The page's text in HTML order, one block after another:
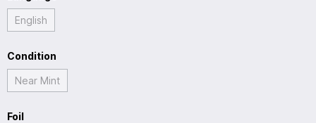
English
Condition
Near Mint
Foil